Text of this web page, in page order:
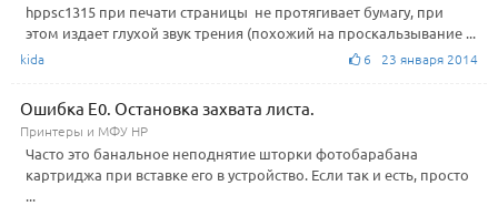
hppsc1315 при печати страницы не протягивает бумагу, при
этом издает глухой звук трения (похожий на проскальзывание ...
kida 6 23 января 2014
Ошибка E0. Остановка захвата листа.
Принтеры и МФУ HP
Часто это банальное неподнятие шторки фотобарабана
картриджа при вставке его в устройство. Если так и есть, просто
...